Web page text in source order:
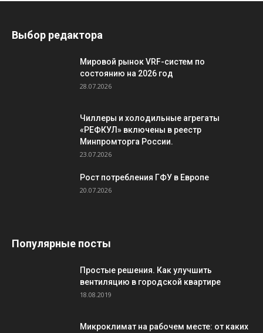
Выбор редактора
Мировой рынок VRF-систем по
состоянию на 2026 год
28.07.2026
Чиллеры и холодильные агрегаты
«РЕФКУЛ» включены в реестр
Минпромторга России.
23.07.2026
Рост потребления ГФУ в Европе
20.07.2026
Популярные посты
Простые решения. Как улучшить
вентиляцию в городской квартире
18.08.2019
Микроклимат на рабочем месте: от каких